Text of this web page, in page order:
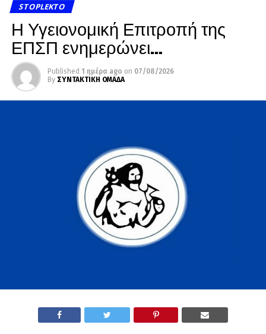
STOPLEKTO
Η Υγειονομική Επιτροπή της
ΕΠΣΠ ενημερώνει…
Published 1 ημέρα ago on 07/08/2026
By ΣΥΝΤΑΚΤΙΚΗ ΟΜΑΔΑ